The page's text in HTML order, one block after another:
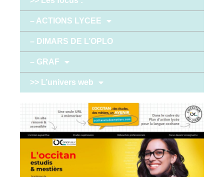
– ACTIONS LYCEE
– DIMARS DE L’OPLO
– GRAF
>> L’univers web